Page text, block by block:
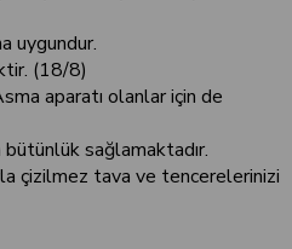
uygundur.
(18/8)
aparatı olanlar için de
bütünlük sağlamaktadır.
çizilmez tava ve tencerelerinizi